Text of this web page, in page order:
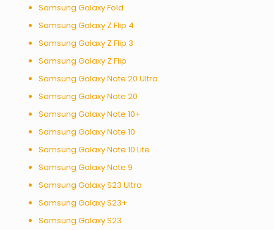
Samsung Galaxy Fold
Samsung Galaxy Z Flip 4
Samsung Galaxy Z Flip 3
Samsung Galaxy Z Flip
Samsung Galaxy Note 20 Ultra
Samsung Galaxy Note 20
Samsung Galaxy Note 10+
Samsung Galaxy Note 10
Samsung Galaxy Note 10 Lite
Samsung Galaxy Note 9
Samsung Galaxy S23 Ultra
Samsung Galaxy S23+
Samsung Galaxy S23